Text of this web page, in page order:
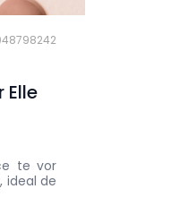
Elle
te vor
ideal de